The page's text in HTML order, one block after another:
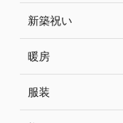
新築祝い
暖房
服装